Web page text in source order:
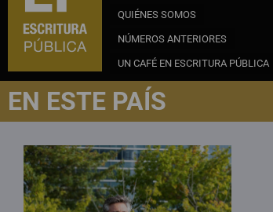
QUIÉNES SOMOS
NÚMEROS ANTERIORES
UN CAFÉ EN ESCRITURA PÚBLICA
EN ESTE PAÍS